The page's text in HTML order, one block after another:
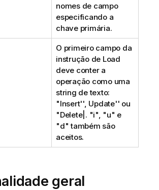
nomes de campo
especificando a
chave primária.
O primeiro campo da
instrução de Load
deve conter a
operação como uma
string de texto:
"Insert'', Update'' ou
"Delete|. "i", "u" e
"d" também são
aceitos.
geral